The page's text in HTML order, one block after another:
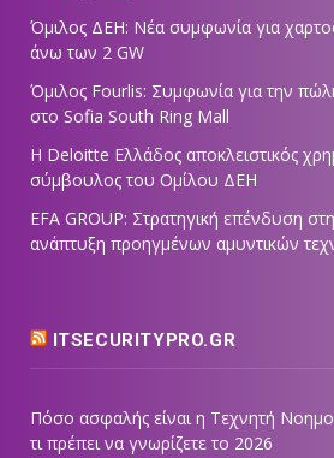
Όμιλος ΔΕΗ: Νέα συμφωνία για
άνω των 2 GW
Όμιλος Fourlis: Συμφωνία για την
στο Sofia South Ring Mall
Η Deloitte Ελλάδος αποκλειστικός
σύμβουλος του Ομίλου ΔΕΗ
EFA GROUP: Στρατηγική επένδυση
ανάπτυξη προηγμένων αμυντικών
ITSECURITYPRO.GR
Πόσο ασφαλής είναι η Τεχνητή
τι πρέπει να γνωρίζετε το 2026